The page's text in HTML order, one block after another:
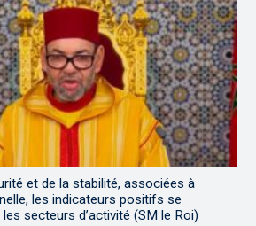
et de la stabilité, associées à
les indicateurs positifs se
secteurs d’activité (SM le Roi)